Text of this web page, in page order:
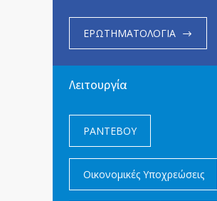
ΕΡΩΤΗΜΑΤΟΛΟΓΙΑ
Λειτουργία
ΡΑΝΤΕΒΟΥ
Οικονομικές Υποχρεώσεις